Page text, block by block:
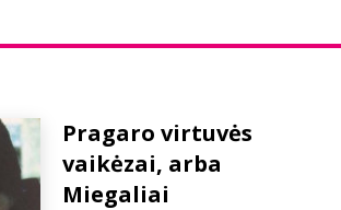
Pragaro virtuvės
vaikėzai, arba
Miegaliai